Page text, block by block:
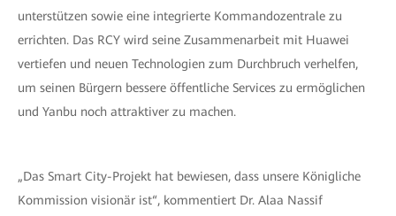
unterstützen sowie eine integrierte Kommandozentrale zu
errichten. Das RCY wird seine Zusammenarbeit mit Huawei
vertiefen und neuen Technologien zum Durchbruch verhelfen,
um seinen Bürgern bessere öffentliche Services zu ermöglichen
und Yanbu noch attraktiver zu machen.
„Das Smart City-Projekt hat bewiesen, dass unsere Königliche
Kommission visionär ist“, kommentiert Dr. Alaa Nassif